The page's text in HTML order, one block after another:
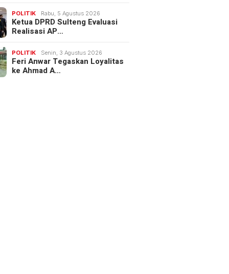
POLITIK Rabu, 5 Agustus 2026
Ketua DPRD Sulteng Evaluasi
Realisasi AP…
POLITIK Senin, 3 Agustus 2026
Feri Anwar Tegaskan Loyalitas
ke Ahmad A…